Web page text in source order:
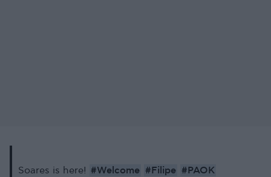
Soares is here! #Welcome #Filipe #PAOK